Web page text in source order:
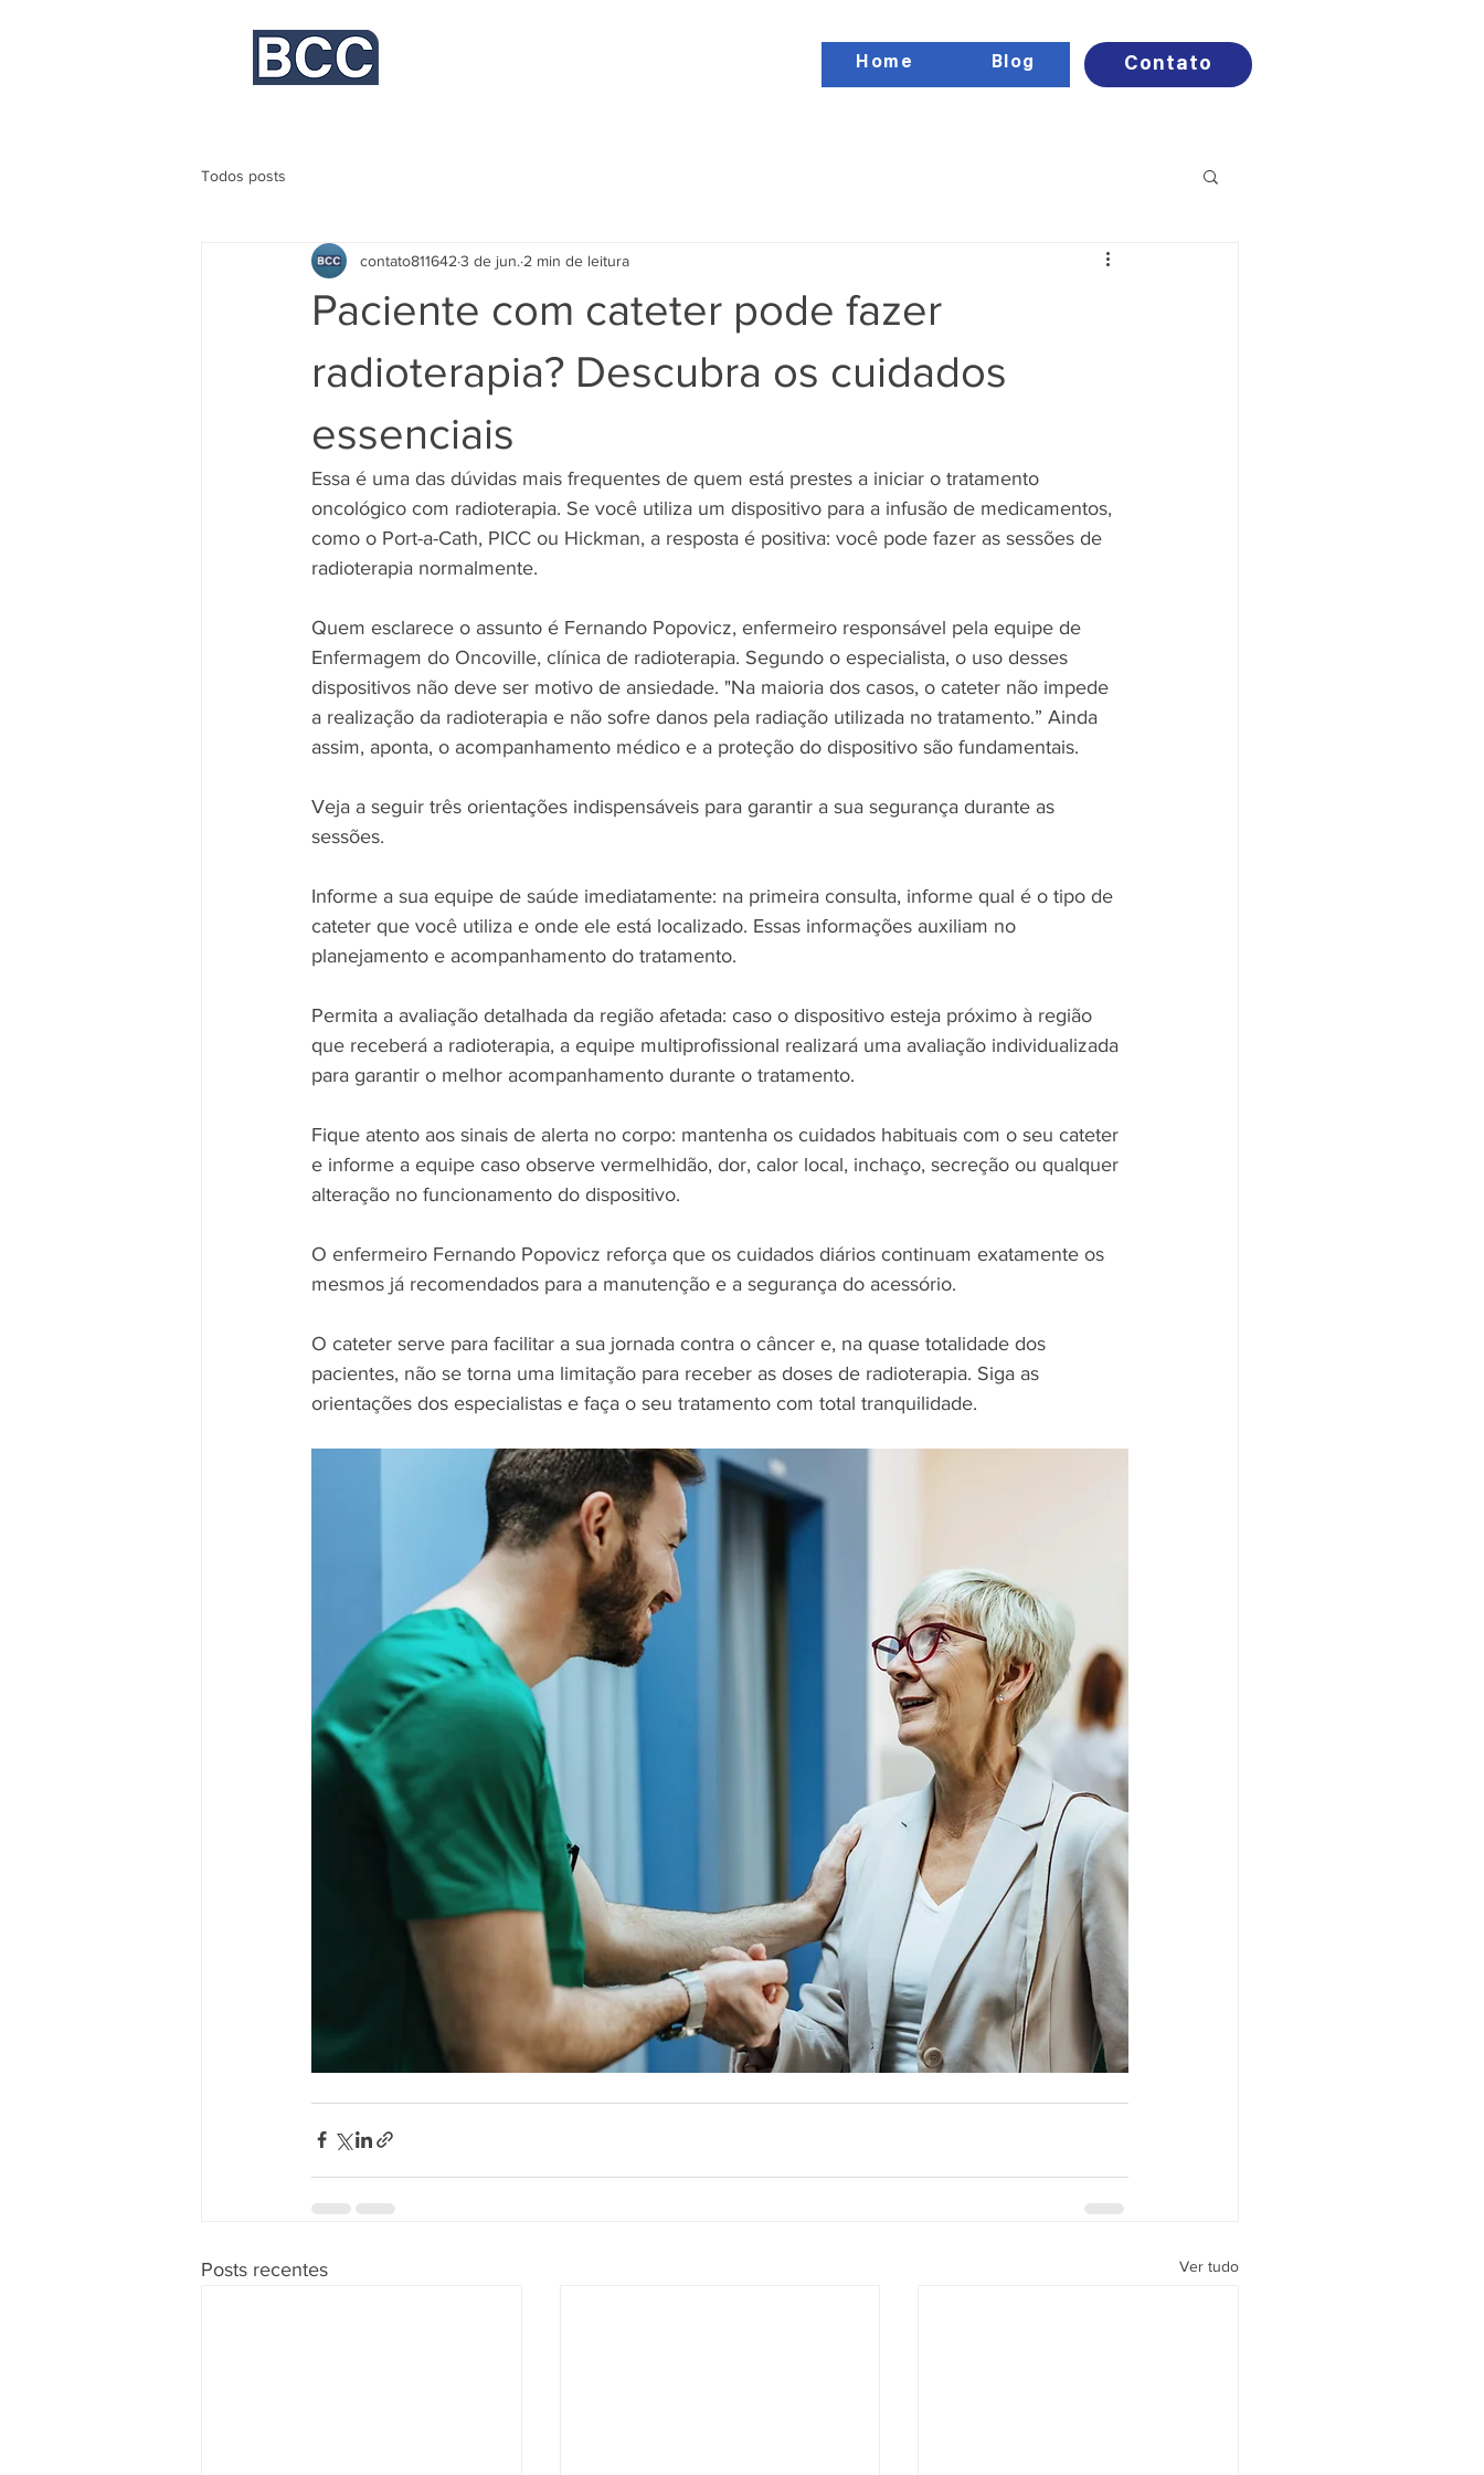
Home Blog Contato
Todos posts
Paciente com cateter pode fazer
radioterapia? Descubra os cuidados
essenciais
contato811642 3 de jun. 2 min de leitura
Essa é uma das dúvidas mais frequentes de quem está prestes a iniciar o tratamento
oncológico com radioterapia. Se você utiliza um dispositivo para a infusão de medicamentos,
como o Port-a-Cath, PICC ou Hickman, a resposta é positiva: você pode fazer as sessões de
radioterapia normalmente.
Quem esclarece o assunto é Fernando Popovicz, enfermeiro responsável pela equipe de
Enfermagem do Oncoville, clínica de radioterapia. Segundo o especialista, o uso desses
dispositivos não deve ser motivo de ansiedade. "Na maioria dos casos, o cateter não impede
a realização da radioterapia e não sofre danos pela radiação utilizada no tratamento.” Ainda
assim, aponta, o acompanhamento médico e a proteção do dispositivo são fundamentais.
Veja a seguir três orientações indispensáveis para garantir a sua segurança durante as
sessões.
Informe a sua equipe de saúde imediatamente: na primeira consulta, informe qual é o tipo de
cateter que você utiliza e onde ele está localizado. Essas informações auxiliam no
planejamento e acompanhamento do tratamento.
Permita a avaliação detalhada da região afetada: caso o dispositivo esteja próximo à região
que receberá a radioterapia, a equipe multiprofissional realizará uma avaliação individualizada
para garantir o melhor acompanhamento durante o tratamento.
Fique atento aos sinais de alerta no corpo: mantenha os cuidados habituais com o seu cateter
e informe a equipe caso observe vermelhidão, dor, calor local, inchaço, secreção ou qualquer
alteração no funcionamento do dispositivo.
O enfermeiro Fernando Popovicz reforça que os cuidados diários continuam exatamente os
mesmos já recomendados para a manutenção e a segurança do acessório.
O cateter serve para facilitar a sua jornada contra o câncer e, na quase totalidade dos
pacientes, não se torna uma limitação para receber as doses de radioterapia. Siga as
orientações dos especialistas e faça o seu tratamento com total tranquilidade.
Posts recentes Ver tudo